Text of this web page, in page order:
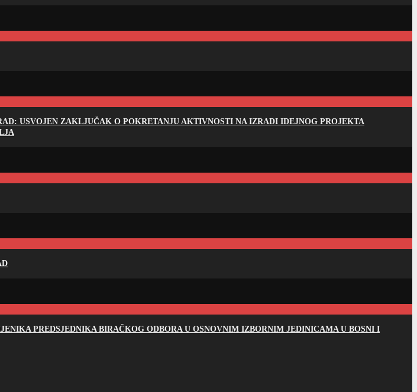
USVOJEN ZAKLJUČAK O POKRETANJU AKTIVNOSTI NA IZRADI IDEJNOG PROJEKTA
PREDSJEDNIKA BIRAČKOG ODBORA U OSNOVNIM IZBORNIM JEDINICAMA U BOSNI I